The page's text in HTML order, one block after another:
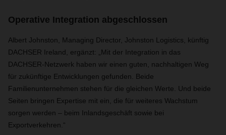
Operative Integration abgeschlossen
Albert Johnston, Managing Director, Johnston Logistics, künftig
DACHSER Ireland, ergänzt: „Mit der Integration in das
DACHSER-Netzwerk haben wir einen guten, nachhaltigen Weg
für zukünftige Entwicklungen gefunden. Beide
Familienunternehmen stehen für die gleichen Werte. Und beide
Seiten bringen Expertise mit ein, die für weiteres Wachstum
sorgen werden – beim Inlandsgeschäft sowie bei
Exportverkehren.“